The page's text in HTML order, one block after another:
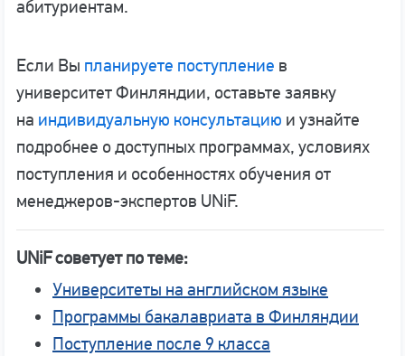
абитуриентам.
Если Вы планируете поступление в
университет Финляндии, оставьте заявку
на индивидуальную консультацию и узнайте
подробнее о доступных программах, условиях
поступления и особенностях обучения от
менеджеров-экспертов UNiF.
UNiF советует по теме:
Университеты на английском языке
Программы бакалавриата в Финляндии
Поступление после 9 класса